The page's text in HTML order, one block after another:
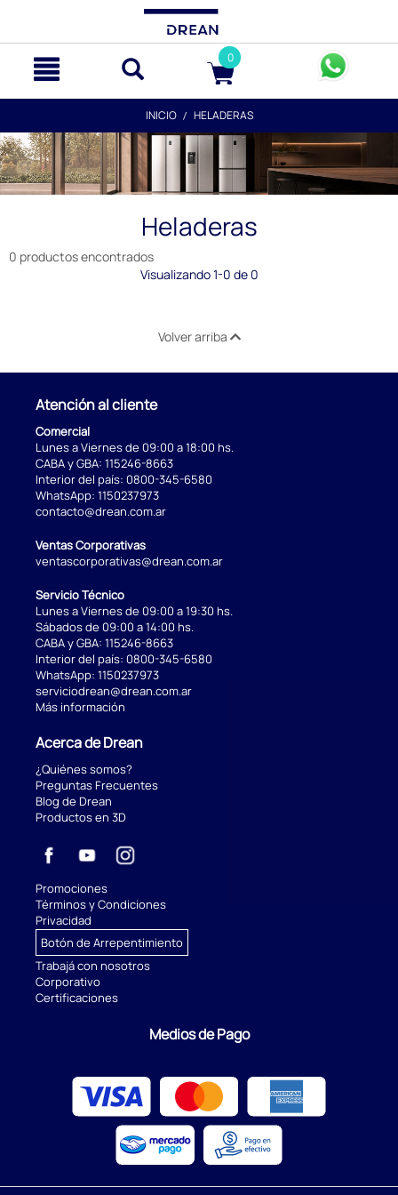
0
INICIO HELADERAS
Heladeras
0 productos encontrados
Visualizando 1-0 de 0
Volver arriba
Atención al cliente
Comercial
Lunes a Viernes de 09:00 a 18:00 hs.
CABA y GBA: 115246-8663
Interior del país: 0800-345-6580
WhatsApp: 1150237973
contacto@drean.com.ar
Ventas Corporativas
ventascorporativas@drean.com.ar
Servicio Técnico
Lunes a Viernes de 09:00 a 19:30 hs.
Sábados de 09:00 a 14:00 hs.
CABA y GBA: 115246-8663
Interior del país: 0800-345-6580
WhatsApp: 1150237973
serviciodrean@drean.com.ar
Más información
Acerca de Drean
¿Quiénes somos?
Preguntas Frecuentes
Blog de Drean
Productos en 3D
Promociones
Términos y Condiciones
Privacidad
Botón de Arrepentimiento
Trabajá con nosotros
Corporativo
Certificaciones
Medios de Pago